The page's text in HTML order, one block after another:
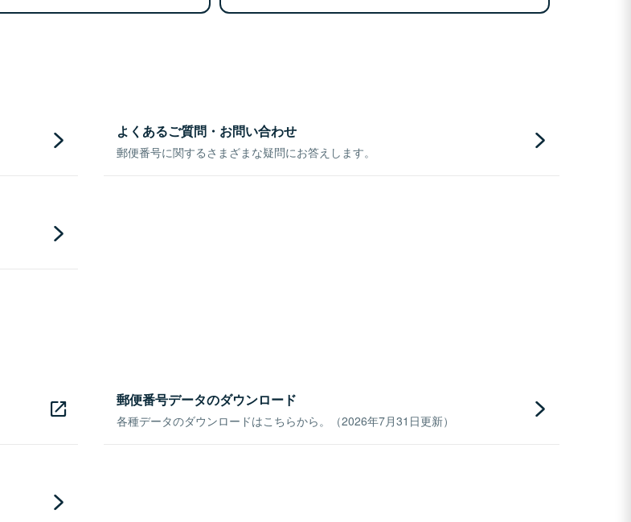
よくあるご質問・お問い合わせ
郵便番号に関するさまざまな疑問にお答えします。
郵便番号データのダウンロード
各種データのダウンロードはこちらから。（2026年7月31日更新）